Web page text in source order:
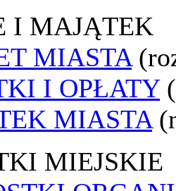
I MAJĄTEK
MIASTA
I OPŁATY
MIASTA
MIEJSKIE